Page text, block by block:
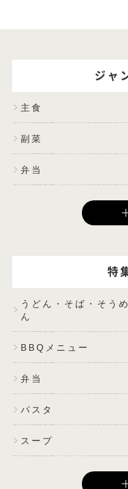
ジャ
主食
副菜
弁当
特
うどん・そば・そうめ
ん
BBQメニュー
弁当
パスタ
スープ